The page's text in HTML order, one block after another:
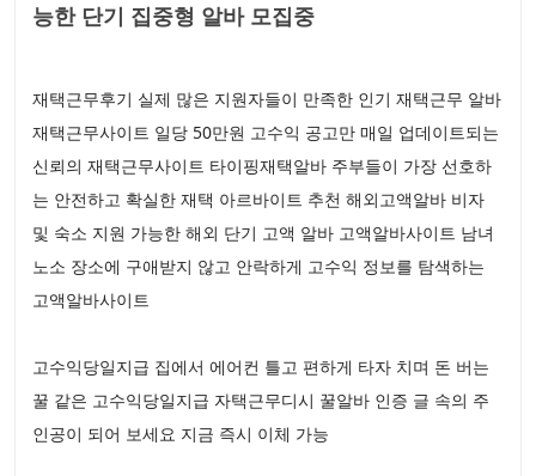
능한 단기 집중형 알바 모집중
재택근무후기 실제 많은 지원자들이 만족한 인기 재택근무 알바
재택근무사이트 일당 50만원 고수익 공고만 매일 업데이트되는
신뢰의 재택근무사이트 타이핑재택알바 주부들이 가장 선호하
는 안전하고 확실한 재택 아르바이트 추천 해외고액알바 비자
및 숙소 지원 가능한 해외 단기 고액 알바 고액알바사이트 남녀
노소 장소에 구애받지 않고 안락하게 고수익 정보를 탐색하는
고액알바사이트
고수익당일지급 집에서 에어컨 틀고 편하게 타자 치며 돈 버는
꿀 같은 고수익당일지급 자택근무디시 꿀알바 인증 글 속의 주
인공이 되어 보세요 지금 즉시 이체 가능